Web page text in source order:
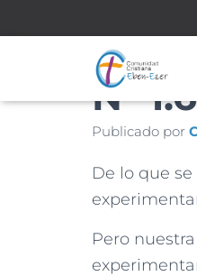
Nº
Publicado por
De lo que
Pero